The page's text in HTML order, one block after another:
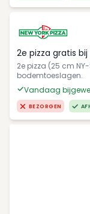
2e pizza gratis
2e pizza (25 cm
bodemtoeslagen.
Vandaag
BEZORGEN